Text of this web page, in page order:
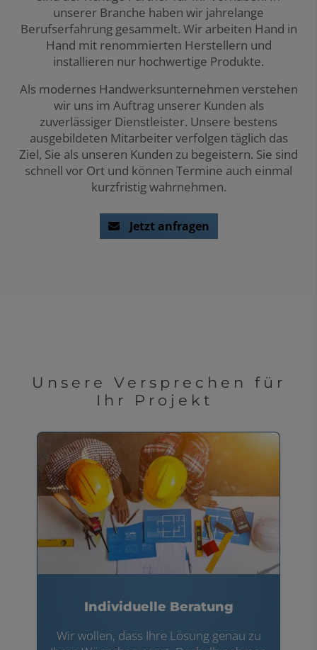
unserer Branche haben wir jahrelange
Berufserfahrung gesammelt. Wir arbeiten Hand in
Hand mit renommierten Herstellern und
installieren nur hochwertige Produkte.
Als modernes Handwerksunternehmen verstehen
wir uns im Auftrag unserer Kunden als
zuverlässiger Dienstleister. Unsere bestens
ausgebildeten Mitarbeiter verfolgen täglich das
Ziel, Sie als unseren Kunden zu begeistern. Sie sind
schnell vor Ort und können Termine auch einmal
kurzfristig wahrnehmen.
Jetzt anfragen
Unsere Versprechen für
Ihr Projekt
Individuelle Beratung
Wir wollen, dass Ihre Lösung genau zu